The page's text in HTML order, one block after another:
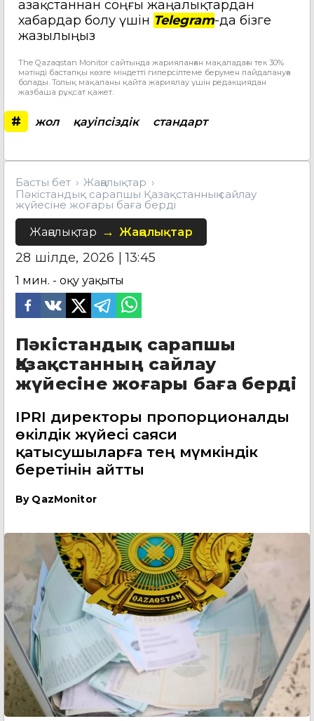
Қазақстаннан соңғы жаңалықтардан
хабардар болу үшін Telegram-да бізге
жазылыңыз
The Qazaqstan Monitor сайтында жарияланған мақаладағы тек 30%
мәтінді бастапқы көзге міндетті гиперсілтеме берумен пайдалануға
болады. Толық мақаланы қайта жариялау үшін редакциядан
жазбаша рұқсат қажет.
# жол қауіпсіздік стандарт
Басты бет
Жаңалықтар
Пәкістандық сарапшы Қазақстанның сайлау
жүйесіне жоғары баға берді
Жаңалықтар Жаңалықтар
28 шілде, 2026 | 13:45
1 мин. - оқу уақыты
Пәкістандық сарапшы
Қазақстанның сайлау
жүйесіне жоғары баға берді
IPRI директоры пропорционалды
өкілдік жүйесі саяси
қатысушыларға тең мүмкіндік
беретінін айтты
By QazMonitor